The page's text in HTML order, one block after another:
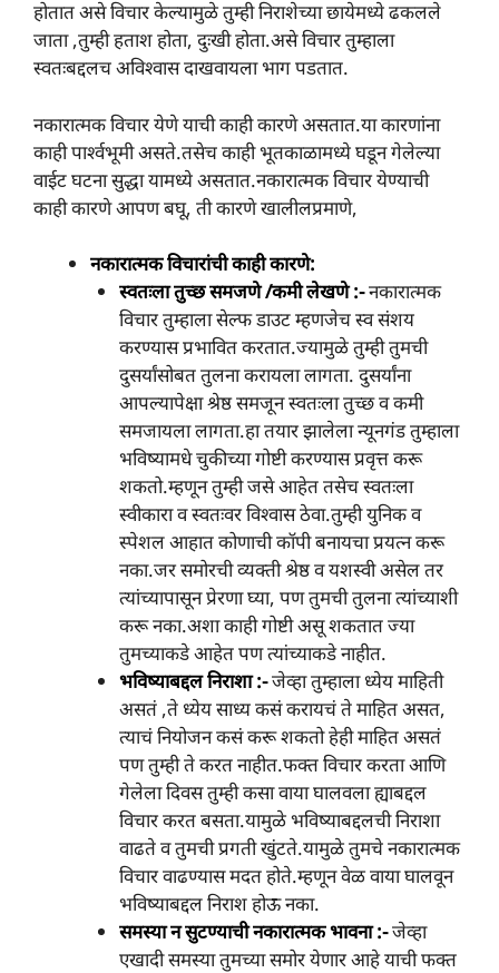
होतात असे विचार केल्यामुळे तुम्ही निराशेच्या छायेमध्ये ढकलले
जाता ,तुम्ही हताश होता, दुःखी होता.असे विचार तुम्हाला
स्वतःबद्दलच अविश्वास दाखवायला भाग पडतात.
नकारात्मक विचार येणे याची काही कारणे असतात.या कारणांना
काही पार्श्वभूमी असते.तसेच काही भूतकाळामध्ये घडून गेलेल्या
वाईट घटना सुद्धा यामध्ये असतात.नकारात्मक विचार येण्याची
काही कारणे आपण बघू, ती कारणे खालीलप्रमाणे,
नकारात्मक विचारांची काही कारणे:
स्वतःला तुच्छ समजणे /कमी लेखणे :-नकारात्मक
विचार तुम्हाला सेल्फ डाउट म्हणजेच स्व संशय
करण्यास प्रभावित करतात.ज्यामुळे तुम्ही तुमची
दुसर्यांसोबत तुलना करायला लागता. दुसर्यांना
आपल्यापेक्षा श्रेष्ठ समजून स्वतःला तुच्छ व कमी
समजायला लागता.हा तयार झालेला न्यूनगंड तुम्हाला
भविष्यामधे चुकीच्या गोष्टी करण्यास प्रवृत्त करू
शकतो.म्हणून तुम्ही जसे आहेत तसेच स्वतःला
स्वीकारा व स्वतःवर विश्वास ठेवा.तुम्ही युनिक व
स्पेशल आहात कोणाची कॉपी बनायचा प्रयत्न करू
नका.जर समोरची व्यक्ती श्रेष्ठ व यशस्वी असेल तर
त्यांच्यापासून प्रेरणा घ्या, पण तुमची तुलना त्यांच्याशी
करू नका.अशा काही गोष्टी असू शकतात ज्या
तुमच्याकडे आहेत पण त्यांच्याकडे नाहीत.
भविष्याबद्दल निराशा :-जेव्हा तुम्हाला ध्येय माहिती
असतं ,ते ध्येय साध्य कसं करायचं ते माहित असत,
त्याचं नियोजन कसं करू शकतो हेही माहित असतं
पण तुम्ही ते करत नाहीत.फक्त विचार करता आणि
गेलेला दिवस तुम्ही कसा वाया घालवला ह्याबद्दल
विचार करत बसता.यामुळे भविष्याबद्दलची निराशा
वाढते व तुमची प्रगती खुंटते.यामुळे तुमचे नकारात्मक
विचार वाढण्यास मदत होते.म्हणून वेळ वाया घालवून
भविष्याबद्दल निराश होऊ नका.
समस्या न सुटण्याची नकारात्मक भावना :-जेव्हा
एखादी समस्या तुमच्या समोर येणार आहे याची फक्त